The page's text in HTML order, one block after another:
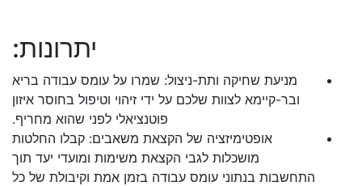
יתרונות:
מניעת שחיקה ותת-ניצול: שמרו על עומס עבודה בריא
ובר-קיימא לצוות שלכם על ידי זיהוי וטיפול בחוסר איזון
פוטנציאלי לפני שהוא מחריף.
אופטימיזציה של הקצאת משאבים: קבלו החלטות
מושכלות לגבי הקצאת משימות ומועדי יעד תוך
התחשבות בנתוני עומס עבודה בזמן אמת וקיבולת של כל